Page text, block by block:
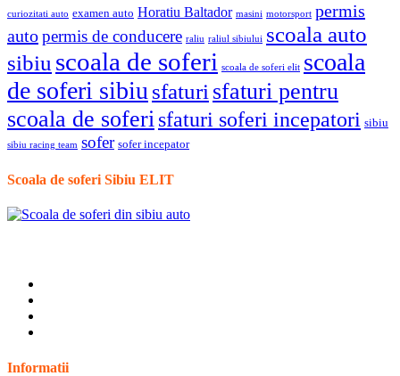
curiozitati auto examen auto Horatiu Baltador masini motorsport permis
autopermis de conducere raliu raliul sibiului scoala auto
sibiu scoala de soferi scoala de soferi elit scoala
de soferi sibiusfaturi sfaturi pentru
scoala de soferisfaturi soferi incepatori sibiu
sibiu racing team sofer sofer incepator
Scoala de soferi Sibiu ELIT
Informatii